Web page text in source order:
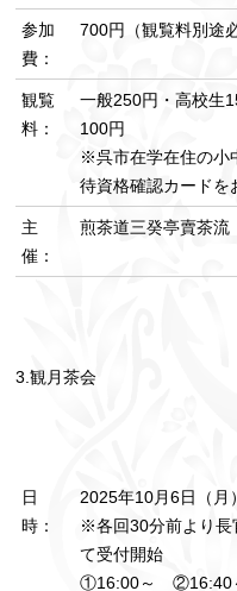
参加
費：
700円（観覧料別途
観覧
料：
一般250円・高校生
100円
※呉市在学在住の小
待資格確認カードを
主
催：
煎茶道三癸亭賣茶流
3.観月茶会
日
時：
2025年10月6日（月
※各回30分前より長
て受付開始
①16:00～ ②16:40